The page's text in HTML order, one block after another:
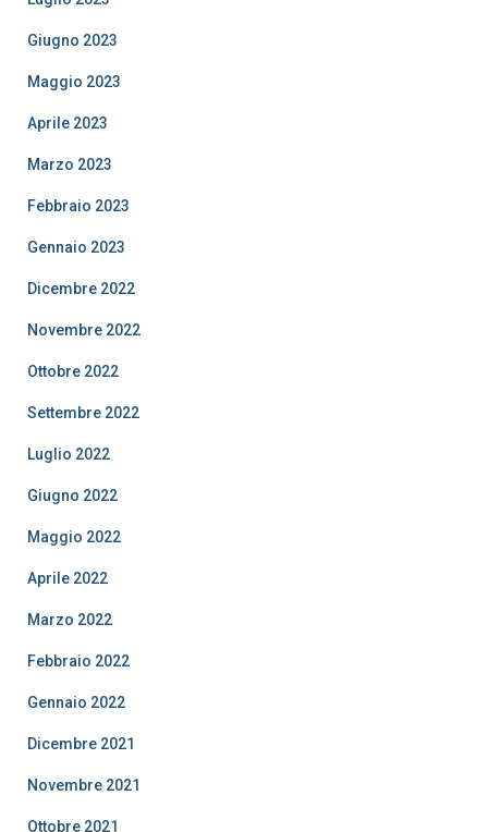
Giugno 2023
Maggio 2023
Aprile 2023
Marzo 2023
Febbraio 2023
Gennaio 2023
Dicembre 2022
Novembre 2022
Ottobre 2022
Settembre 2022
Luglio 2022
Giugno 2022
Maggio 2022
Aprile 2022
Marzo 2022
Febbraio 2022
Gennaio 2022
Dicembre 2021
Novembre 2021
Ottobre 2021